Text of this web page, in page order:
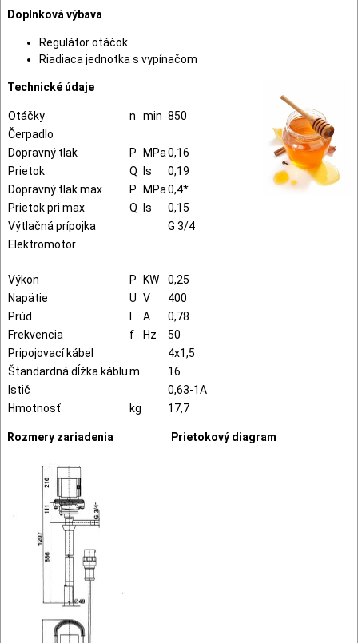
Doplnková výbava
Regulátor otáčok
Riadiaca jednotka s vypínačom
Technické údaje
Otáčky n min 850
Čerpadlo
Dopravný tlak
P MPa0,16
Prietok
Q ls
0,19
Dopravný tlak max
P MPa0,4*
Prietok pri max
Q ls
0,15
Výtlačná prípojka
G 3/4
Elektromotor
Výkon P KW
0,25
Napätie
U V
400
Prúd
A
0,78
Frekvencia
f Hz
50
Pripojovací kábel
4x1,5
Štandardná dĺžka káblum
16
Istič
0,63-1A
Hmotnosť
kg 17,7
Rozmery zariadenia Prietokový diagram